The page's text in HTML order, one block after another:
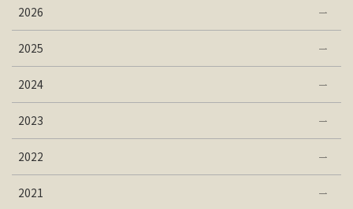
2026
2025
2024
2023
2022
2021